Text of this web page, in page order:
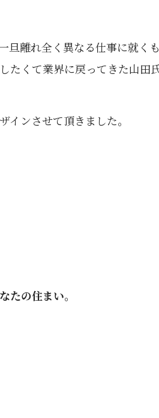
離れ全く異なる仕事に就くも
たくて業界に戻ってきた山田氏
ンさせて頂きました。
たの住まい。